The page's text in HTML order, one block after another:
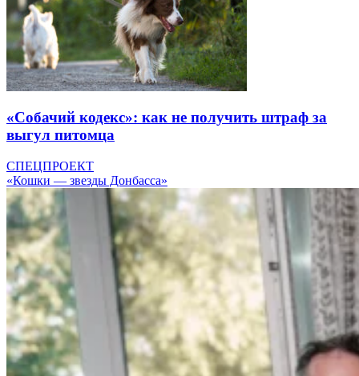
«Собачий кодекс»: как не получить штраф за
выгул питомца
СПЕЦПРОЕКТ
«Кошки — звезды Донбасса»